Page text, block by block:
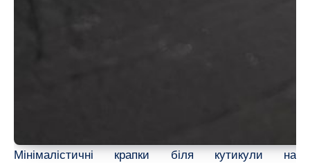
Мінімалістичні крапки біля кутикули на